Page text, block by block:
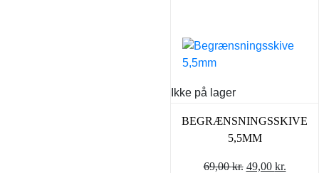
Ikke på lager
BEGRÆNSNINGSSKIVE
5,5MM
69,00kr. Den
49,00 kr.